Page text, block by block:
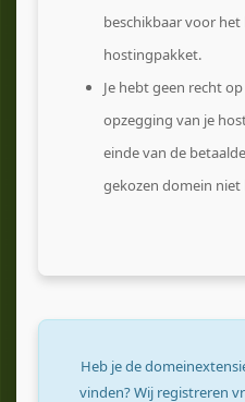
beschikbaar voor
hostingpakket.
Je hebt geen recht
opzegging van je
einde van de
gekozen domein niet
Heb je de
vinden? Wij registreren